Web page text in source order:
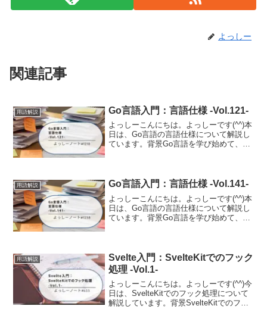
よっしー
関連記事
用語解説 Go言語入門：言語仕様 -Vol.121-
よっしーこんにちは。よっしーです(^^)本
日は、Go言語の言語仕様について解説し
ています。背景Go言語を学び始めて、公
用語解説 Go言語入門：言語仕様 -Vol.141-
よっしーこんにちは。よっしーです(^^)本
日は、Go言語の言語仕様について解説し
ています。背景Go言語を学び始めて、公
用語解説
Svelte入門：SvelteKitでのフック
処理 -Vol.1-
よっしーこんにちは。よっしーです(^^)今
日は、SvelteKitでのフック処理について
解説しています。背景SvelteKitでのフッ